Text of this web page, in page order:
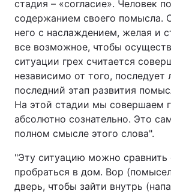
стадия – «согласие». Человек
содержанием своего помысла.
него с наслаждением, желая и
все возможное, чтобы
ситуации грех считается
независимо от того, последует
последний этап развития
На этой стадии мы совершаем
абсолютно сознательно. Это
полном смысле этого слова".
"Эту ситуацию можно сравнить
пробраться в дом. Вор
дверь, чтобы зайти внутрь